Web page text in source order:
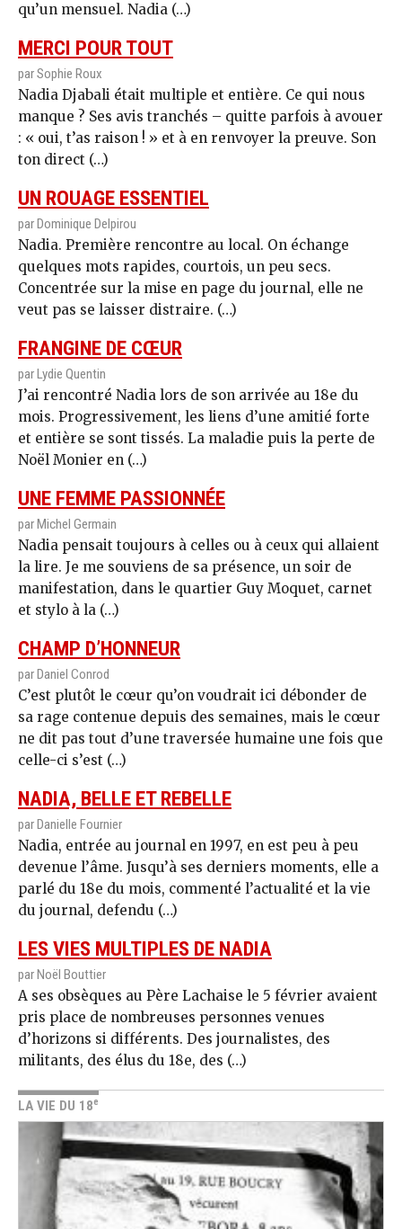
qu’un mensuel. Nadia (…)
MERCI POUR TOUT
par Sophie Roux
Nadia Djabali était multiple et entière. Ce qui nous
manque ? Ses avis tranchés – quitte parfois à avouer
: « oui, t’as raison ! » et à en renvoyer la preuve. Son
ton direct (…)
UN ROUAGE ESSENTIEL
par Dominique Delpirou
Nadia. Première rencontre au local. On échange
quelques mots rapides, courtois, un peu secs.
Concentrée sur la mise en page du journal, elle ne
veut pas se laisser distraire. (…)
FRANGINE DE CŒUR
par Lydie Quentin
J’ai rencontré Nadia lors de son arrivée au 18e du
mois. Progressivement, les liens d’une amitié forte
et entière se sont tissés. La maladie puis la perte de
Noël Monier en (…)
UNE FEMME PASSIONNÉE
par Michel Germain
Nadia pensait toujours à celles ou à ceux qui allaient
la lire. Je me souviens de sa présence, un soir de
manifestation, dans le quartier Guy Moquet, carnet
et stylo à la (…)
CHAMP D’HONNEUR
par Daniel Conrod
C’est plutôt le cœur qu’on voudrait ici débonder de
sa rage contenue depuis des semaines, mais le cœur
ne dit pas tout d’une traversée humaine une fois que
celle-ci s’est (…)
NADIA, BELLE ET REBELLE
par Danielle Fournier
Nadia, entrée au journal en 1997, en est peu à peu
devenue l’âme. Jusqu’à ses derniers moments, elle a
parlé du 18e du mois, commenté l’actualité et la vie
du journal, defendu (…)
LES VIES MULTIPLES DE NADIA
par Noël Bouttier
A ses obsèques au Père Lachaise le 5 février avaient
pris place de nombreuses personnes venues
d’horizons si différents. Des journalistes, des
militants, des élus du 18e, des (…)
LA VIE DU 18e